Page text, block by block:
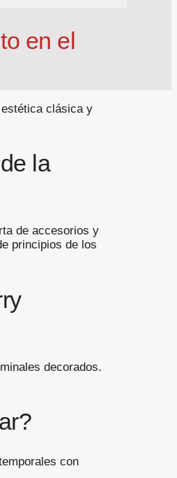
en el
clásica y
la
de accesorios y
principios de los
decorados.
con